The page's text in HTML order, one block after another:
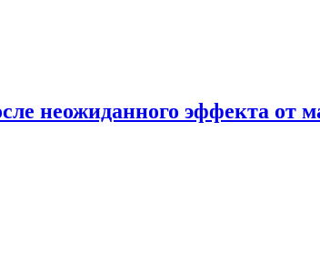
неожиданного эффекта от